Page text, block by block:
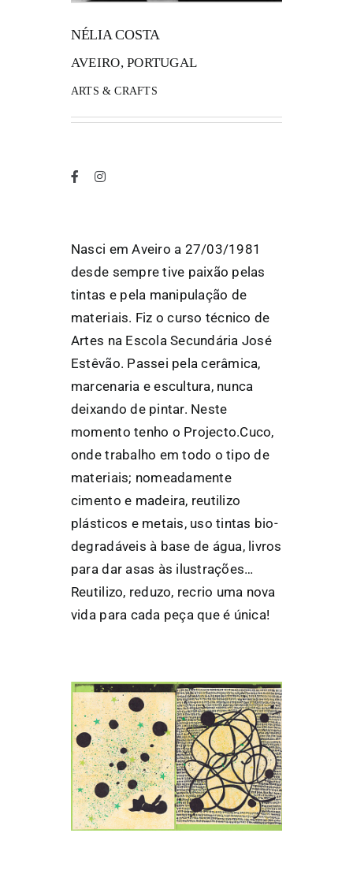
FANZINETECA.PTNÉLIA COSTA
AVEIRO, PORTUGAL
ARTS & CRAFTS
Nasci em Aveiro a 27/03/1981
desde sempre tive paixão pelas
tintas e pela manipulação de
materiais. Fiz o curso técnico de
Artes na Escola Secundária José
Estêvão. Passei pela cerâmica,
marcenaria e escultura, nunca
deixando de pintar. Neste
momento tenho o Projecto.Cuco,
onde trabalho em todo o tipo de
materiais; nomeadamente
cimento e madeira, reutilizo
plásticos e metais, uso tintas bio-
degradáveis à base de água, livros
para dar asas às ilustrações…
Reutilizo, reduzo, recrio uma nova
vida para cada peça que é única!